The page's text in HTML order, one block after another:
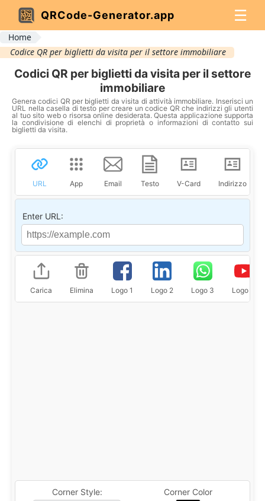
QRCode-Generator.app ☰
Home
Codice QR per biglietti da visita per il settore immobiliare
Codici QR per biglietti da visita per il settore
immobiliare
Genera codici QR per biglietti da visita di attività immobiliare. Inserisci un
URL nella casella di testo per creare un codice QR che indirizzi gli utenti
al tuo sito web o risorsa online desiderata. Questa applicazione supporta
la condivisione di elenchi di proprietà o informazioni di contatto sui
biglietti da visita.
URL App Email Testo V-Card Indirizzo
Enter URL:
Carica Elimina Logo 1 Logo 2 Logo 3 Logo 4
Corner Style: Corner Color